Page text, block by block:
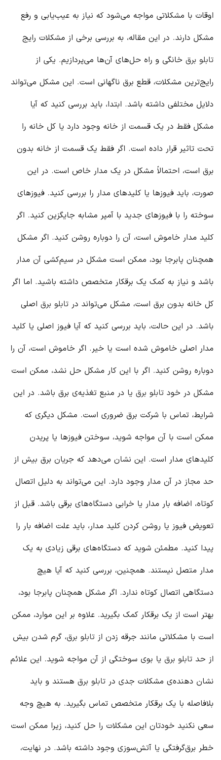
اوقات با مشکلاتی مواجه می‌شود که نیاز به عیب‌یابی و رفع
مشکل دارند. در این مقاله، به بررسی برخی از مشکلات رایج
تابلو برق خانگی و راه حل‌های آن‌ها می‌پردازیم. یکی از
رایج‌ترین مشکلات، قطع برق ناگهانی است. این مشکل می‌تواند
دلایل مختلفی داشته باشد. ابتدا، باید بررسی کنید که آیا
مشکل فقط در یک قسمت از خانه وجود دارد یا کل خانه را
تحت تاثیر قرار داده است. اگر فقط یک قسمت از خانه بدون
برق است، احتمالاً مشکل در یک مدار خاص است. در این
صورت، باید فیوزها یا کلیدهای مدار را بررسی کنید. فیوزهای
سوخته را با فیوزهای جدید با آمپر مشابه جایگزین کنید. اگر
کلید مدار خاموش است، آن را دوباره روشن کنید. اگر مشکل
همچنان پابرجا بود، ممکن است مشکل در سیم‌کشی آن مدار
باشد و نیاز به کمک یک برقکار متخصص داشته باشید. اما اگر
کل خانه بدون برق است، مشکل می‌تواند در تابلو برق اصلی
باشد. در این حالت، باید بررسی کنید که آیا فیوز اصلی یا کلید
مدار اصلی خاموش شده است یا خیر. اگر خاموش است، آن را
دوباره روشن کنید. اگر با این کار مشکل حل نشد، ممکن است
مشکل در خود تابلو برق یا در منبع تغذیه‌ی برق باشد. در این
شرایط، تماس با شرکت برق ضروری است. مشکل دیگری که
ممکن است با آن مواجه شوید، سوختن فیوزها یا پریدن
کلیدهای مدار است. این نشان می‌دهد که جریان برق بیش از
حد مجاز در آن مدار وجود دارد. این می‌تواند به دلیل اتصال
کوتاه، اضافه بار مدار یا خرابی دستگاه‌های برقی باشد. قبل از
تعویض فیوز یا روشن کردن کلید مدار، باید علت اضافه بار را
پیدا کنید. مطمئن شوید که دستگاه‌های برقی زیادی به یک
مدار متصل نیستند. همچنین، بررسی کنید که آیا هیچ
دستگاهی اتصال کوتاه ندارد. اگر مشکل همچنان پابرجا بود،
بهتر است از یک برقکار کمک بگیرید. علاوه بر این موارد، ممکن
است با مشکلاتی مانند جرقه زدن از تابلو برق، گرم شدن بیش
از حد تابلو برق یا بوی سوختگی از آن مواجه شوید. این علائم
نشان دهنده‌ی مشکلات جدی در تابلو برق هستند و باید
بلافاصله با یک برقکار متخصص تماس بگیرید. به هیچ وجه
سعی نکنید خودتان این مشکلات را حل کنید، زیرا ممکن است
خطر برق‌گرفتگی یا آتش‌سوزی وجود داشته باشد. در نهایت،